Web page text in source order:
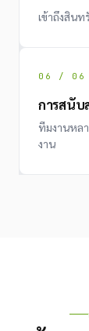
เข้าถึงสิน
06 / 06
การสนั
ทีมงานหล
งาน